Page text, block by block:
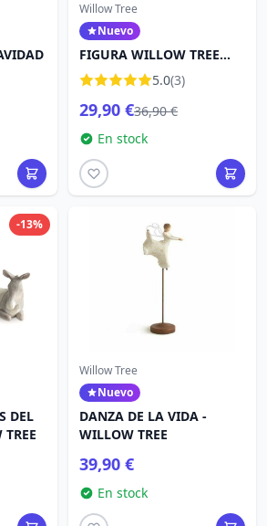
Willow Tree
Nuevo
FIGURA WILLOW TREE
NUEVA VIDA5.0(3)
29,90 €36,90 €
En stock
-13%
DEL
Willow Tree
Nuevo
DANZA DE LA VIDA -
WILLOW TREE
39,90 €
En stock